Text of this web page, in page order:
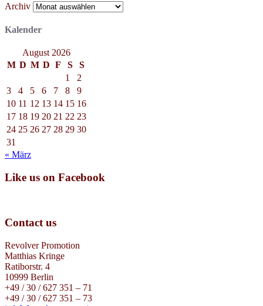
Archiv
Kalender
August 2026
M D M D F S
S
1
2
3
4 5 6 7 8
9
10 11 12 13 14 15 16
17 18 19 20 21 22 23
24 25 26 27 28 29 30
31
« März
Like us on Facebook
Contact us
Revolver Promotion
Matthias Kringe
Ratiborstr. 4
10999 Berlin
+49 / 30 / 627 351 – 71
+49 / 30 / 627 351 – 73